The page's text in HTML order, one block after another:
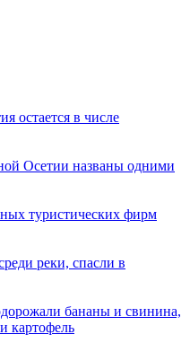
остается в числе
Осетии названы одними
туристических фирм
реки, спасли в
бананы и свинина,
картофель